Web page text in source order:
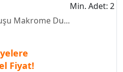
Min. Adet: 2
Makrome Du...
Fiyat!